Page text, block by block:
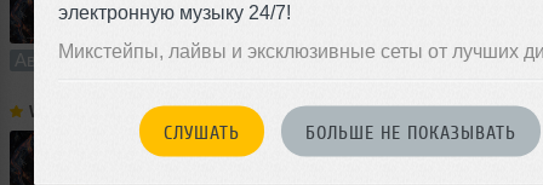
электронную музыку 24/7!
Микстейпы, лайвы и эксклюзивные сеты от лучших
СЛУШАТЬ БОЛЬШЕ НЕ ПОКАЗЫВАТЬ
Авторский трек В плейлист (в 7 плейлистах) 18
WilyamDeLove | W.D.L ➝DarkSide (Original mix) | Hey Location!